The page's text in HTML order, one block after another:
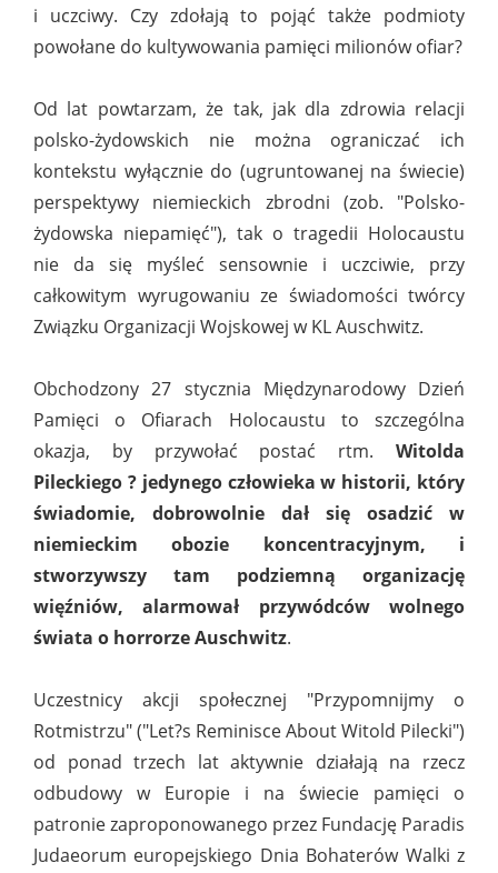
i uczciwy. Czy zdołają to pojąć także podmioty
powołane do kultywowania pamięci milionów ofiar?
Od lat powtarzam, że tak, jak dla zdrowia relacji
polsko-żydowskich nie można ograniczać ich
kontekstu wyłącznie do (ugruntowanej na świecie)
perspektywy niemieckich zbrodni (zob. "Polsko-
żydowska niepamięć"), tak o tragedii Holocaustu
nie da się myśleć sensownie i uczciwie, przy
całkowitym wyrugowaniu ze świadomości twórcy
Związku Organizacji Wojskowej w KL Auschwitz.
Obchodzony 27 stycznia Międzynarodowy Dzień
Pamięci o Ofiarach Holocaustu to szczególna
okazja, by przywołać postać rtm. Witolda
Pileckiego ? jedynego człowieka w historii, który
świadomie, dobrowolnie dał się osadzić w
niemieckim obozie koncentracyjnym, i
stworzywszy tam podziemną organizację
więźniów, alarmował przywódców wolnego
świata o horrorze Auschwitz.
Uczestnicy akcji społecznej "Przypomnijmy o
Rotmistrzu" ("Let?s Reminisce About Witold Pilecki")
od ponad trzech lat aktywnie działają na rzecz
odbudowy w Europie i na świecie pamięci o
patronie zaproponowanego przez Fundację Paradis
Judaeorum europejskiego Dnia Bohaterów Walki z